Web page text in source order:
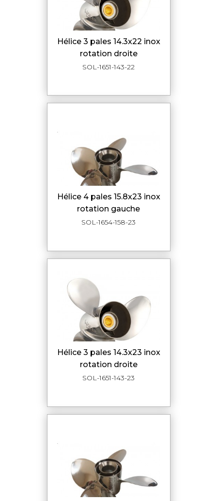
hélice 3 pales 14.3x22 inox
rotation droite
SOL-1651-143-22
hélice 4 pales 15.8x23 inox
rotation gauche
SOL-1654-158-23
hélice 3 pales 14.3x23 inox
rotation droite
SOL-1651-143-23